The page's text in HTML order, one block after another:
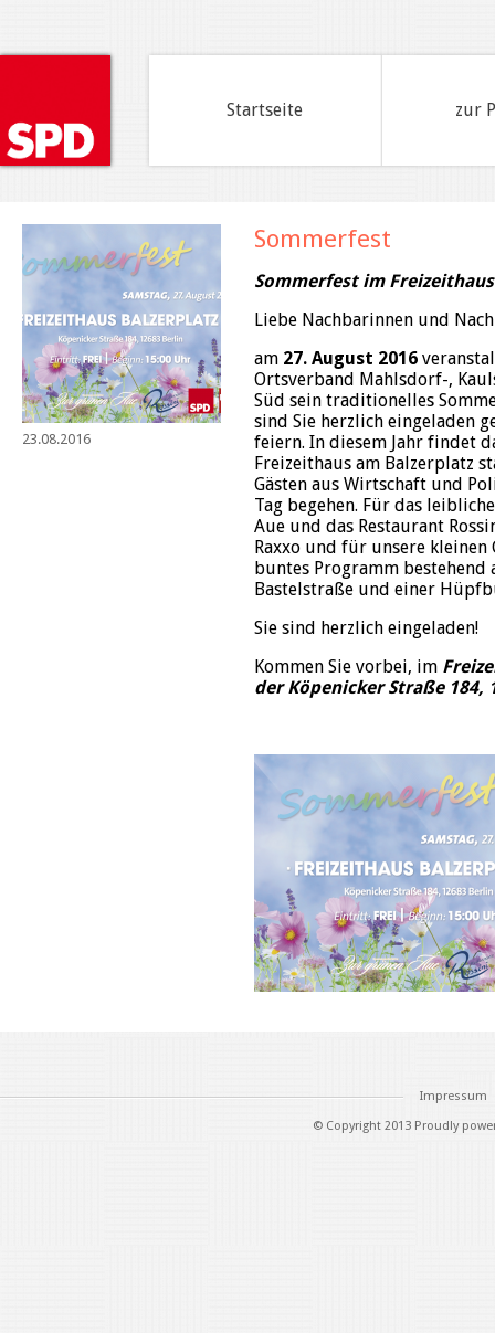
Startseite zur
23.08.2016
Sommerfest
Sommerfest im
Liebe Nachbarinnen und
am 27. August 2016
Ortsverband Mahlsdorf-,
Süd sein traditionelles
sind Sie herzlich eingeladen
feiern. In diesem Jahr findet
Freizeithaus am Balzerplatz
Gästen aus Wirtschaft und
Tag begehen. Für das
Aue und das Restaurant
Raxxo und für unsere kleinen
buntes Programm bestehend
Bastelstraße und einer
Sie sind herzlich eingeladen!
Kommen Sie vorbei, im
der Köpenicker Straße 184,
Impressum
© Copyright 2013 Proudly